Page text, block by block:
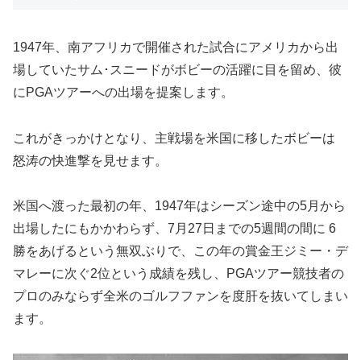
1947年、南アフリカで開催された試合にアメリカから出
場していたサム･スニードがボビーの活躍に目を留め、彼
にPGAツアーへの出場を提案します。
これがきっかけとなり、主戦場を米国に移したボビーは
怒涛の快進撃を見せます。
米国へ渡った最初の年、1947年はシーズン途中の5月から
出場したにもかかわらず、7月27日までの5週間の間に 6
勝をあげるという無双ぶりで、この年の賞金王ジミー・デ
マレーに次ぐ2位という成績を残し、PGAツアー競技者の
プロのみならず全米のゴルフファンを度肝を抜いてしまい
ます。